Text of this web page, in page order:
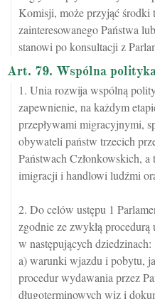
Komisji, może przyjąć środki
zainteresowanego Państwa
stanowi po konsultacji z
Art. 79. Wspólna
1. Unia rozwija wspólną
zapewnienie, na każdym
przepływami migracyjnymi,
obywateli państw trzecich
Państwach Członkowskich,
imigracji i handlowi ludźmi
2. Do celów ustępu 1
zgodnie ze zwykłą
w następujących dziedzinach:
a) warunki wjazdu i pobytu,
procedur wydawania przez
długoterminowych wiz i